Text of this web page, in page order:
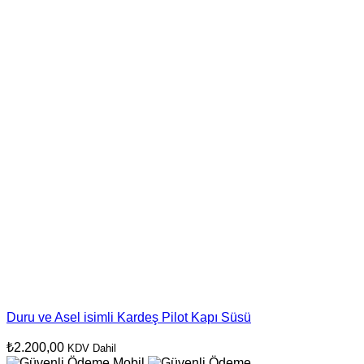
Duru ve Asel isimli Kardeş Pilot Kapı Süsü
₺2.200,00 KDV Dahil